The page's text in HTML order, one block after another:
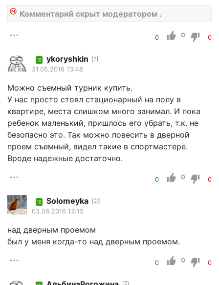
Комментарий скрыт модератором .
0 0 0
10 ykoryshkin 7
31.05.2016 13:48
Можно съемный турник купить.
У нас просто стоял стационарный на полу в
квартире, места слишком много занимал. И пока
ребенок маленький, пришлось его убрать, т.к. не
безопасно это. Так можно повесить в дверной
проем съемный, видел такие в спортмастере.
Вроде надежные достаточно.
0 0 0
10 Solomeyka 20
03.06.2016 13:15
над дверным проемом
был у меня когда-то над дверным проемом.
0 0 0